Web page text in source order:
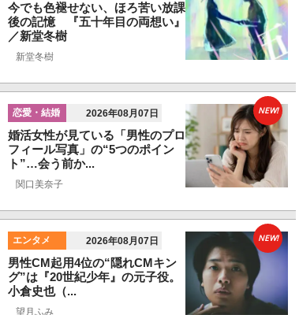
今でも色褪せない、ほろ苦い放課
後の記憶 『五十年目の両想い』
／新堂冬樹
新堂冬樹
恋愛・結婚 2026年08月07日
婚活女性が見ている「男性のプロ
フィール写真」の“5つのポイン
ト”…会う前か...
関口美奈子
NEW!
エンタメ 2026年08月07日
男性CM起用4位の“隠れCMキン
グ”は『20世紀少年』の元子役。
小倉史也（...
望月ふみ
NEW!